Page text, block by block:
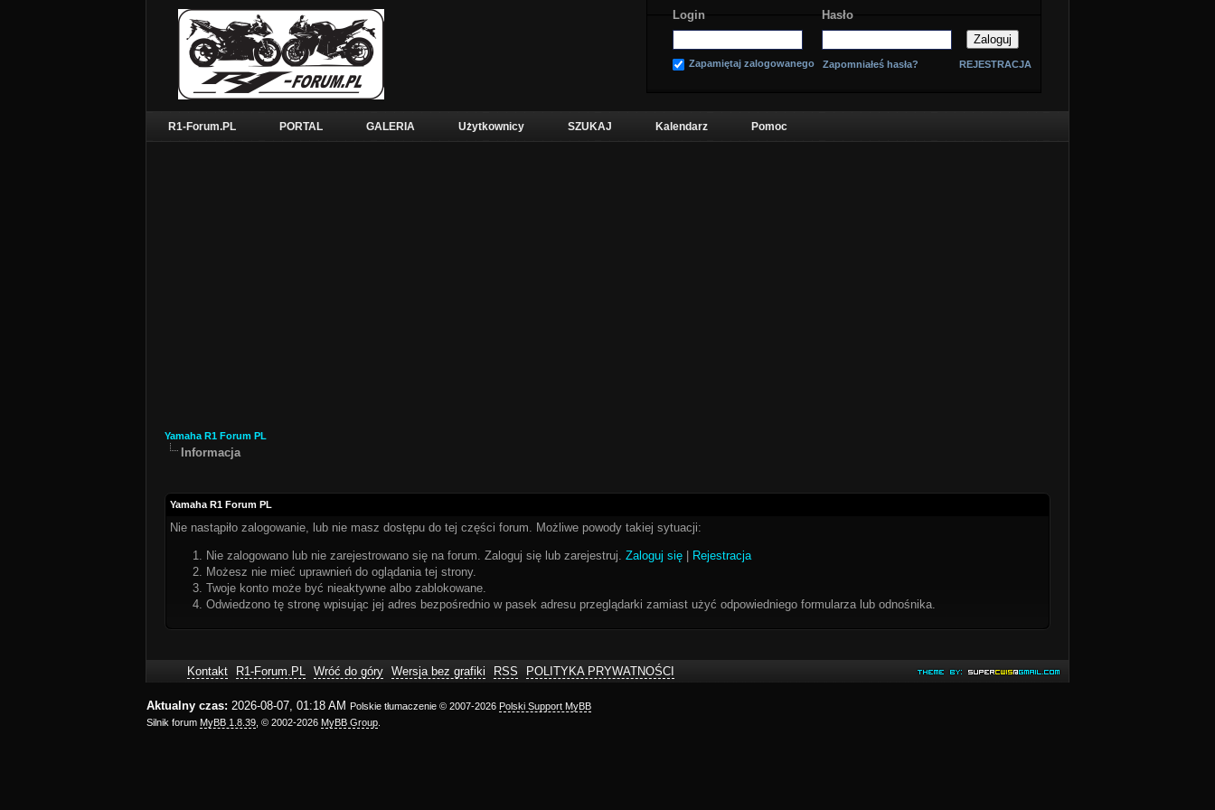
Login Hasło
Zapamiętaj zalogowanego Zapomniałeś hasła? REJESTRACJA
R1-Forum.PL PORTAL GALERIA Użytkownicy SZUKAJ Kalendarz Pomoc
Yamaha R1 Forum PL
Informacja
Yamaha R1 Forum PL
Nie nastąpiło zalogowanie, lub nie masz dostępu do tej części forum. Możliwe powody takiej sytuacji:
Nie zalogowano lub nie zarejestrowano się na forum. Zaloguj się lub zarejestruj. Zaloguj się
Rejestracja
Możesz nie mieć uprawnień do oglądania tej strony.
Twoje konto może być nieaktywne albo zablokowane.
Odwiedzono tę stronę wpisując jej adres bezpośrednio w pasek adresu przeglądarki zamiast użyć odpowiedniego formularza lub odnośnika.
Kontakt R1-Forum.PL Wróć do góry Wersja bez grafiki RSS POLITYKA PRYWATNOŚCI
Aktualny czas: 2026-08-07, 01:18 AM Polskie tłumaczenie © 2007-2026 Polski Support MyBB
Silnik forum MyBB 1.8.39 , © 2002-2026 MyBB Group